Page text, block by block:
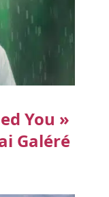
You »
Galéré